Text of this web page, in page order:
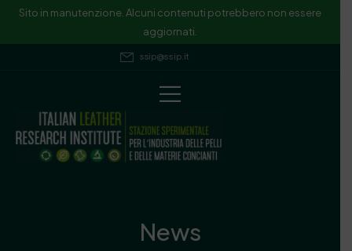
Sito in manutenzione. Alcuni contenuti potrebbero non essere
aggiornati.
ssip@ssip.it
News